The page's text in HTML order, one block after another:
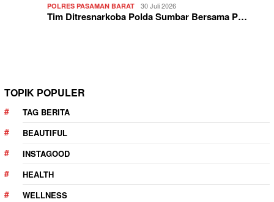
POLRES PASAMAN BARAT 30 Juli 2026
Tim Ditresnarkoba Polda Sumbar Bersama P…
TOPIK POPULER
TAG BERITA
BEAUTIFUL
INSTAGOOD
HEALTH
WELLNESS